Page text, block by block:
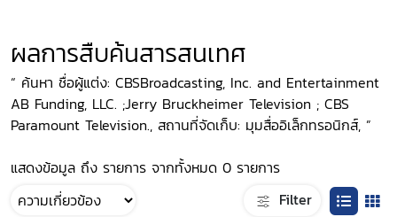
ผลการสืบค้นสารสนเทศ
“ ค้นหา ชื่อผู้แต่ง: CBSBroadcasting, Inc. and Entertainment
AB Funding, LLC. ;Jerry Bruckheimer Television ; CBS
Paramount Television., สถานที่จัดเก็บ: มุมสื่ออิเล็กทรอนิกส์, ”
แสดงข้อมูล ถึง รายการ จากทั้งหมด 0 รายการ
Filter